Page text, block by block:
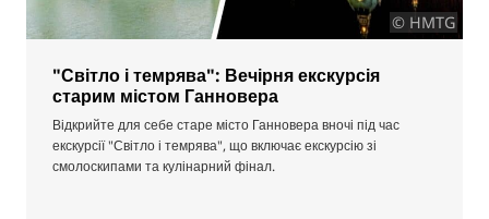
© HMTG
"Світло і темрява": Вечірня екскурсія
старим містом Ганновера
Відкрийте для себе старе місто Ганновера вночі під час
екскурсії "Світло і темрява", що включає екскурсію зі
смолоскипами та кулінарний фінал.